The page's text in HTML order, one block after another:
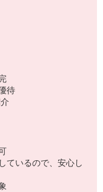
待
ているので、安心し